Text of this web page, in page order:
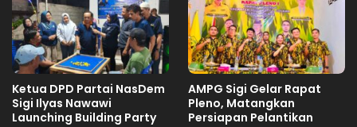
Ketua DPD Partai NasDem
Sigi Ilyas Nawawi
Launching Building Party
AMPG Sigi Gelar Rapat
Pleno, Matangkan
Persiapan Pelantikan